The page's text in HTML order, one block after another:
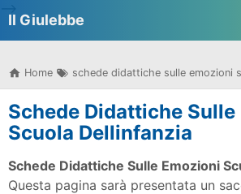
Il Giulebbe
Home schede didattiche sulle emozioni
Schede Didattiche
Scuola Dellinfanzia
Schede Didattiche Sulle Emozioni
Questa pagina sarà presentata un